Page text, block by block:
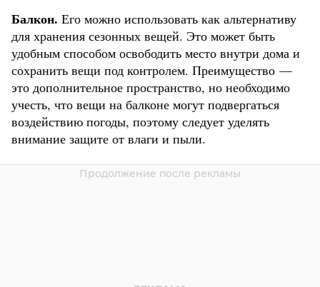
Балкон. Его можно использовать как альтернативу
для хранения сезонных вещей. Это может быть
удобным способом освободить место внутри дома и
сохранить вещи под контролем. Преимущество —
это дополнительное пространство, но необходимо
учесть, что вещи на балконе могут подвергаться
воздействию погоды, поэтому следует уделять
внимание защите от влаги и пыли.